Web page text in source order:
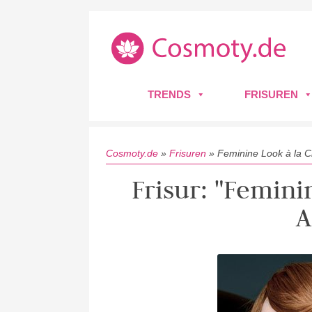
TRENDS FRISUREN
Cosmoty.de » Frisuren » Feminine Look à la
Frisur: